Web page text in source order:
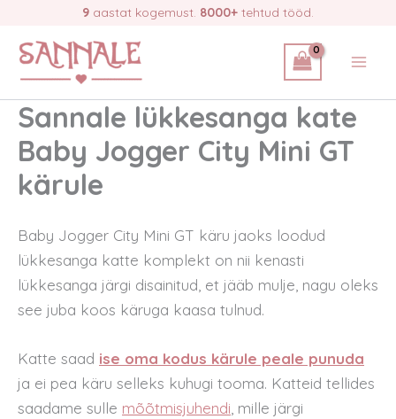
content
9 aastat kogemust. 8000+ tehtud tööd.
Sannale lükkesanga kate
Baby Jogger City Mini GT
kärule
Baby Jogger City Mini GT käru jaoks loodud
lükkesanga katte komplekt on nii kenasti
lükkesanga järgi disainitud, et jääb mulje, nagu oleks
see juba koos käruga kaasa tulnud.
Katte saad ise oma kodus kärule peale punuda
ja ei pea käru selleks kuhugi tooma. Katteid tellides
saadame sulle mõõtmisjuhendi , mille järgi